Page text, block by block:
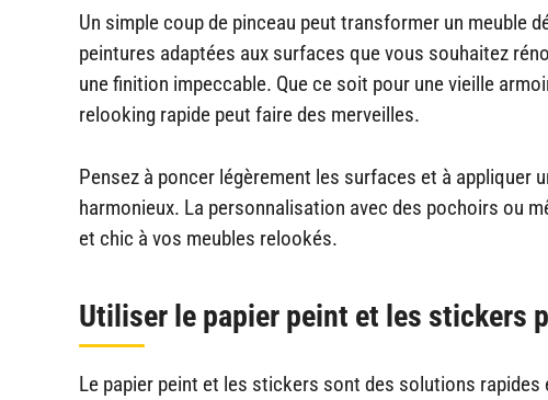
Un simple coup de pinceau peut transformer un meuble
peintures adaptées aux surfaces que vous souhaitez
une finition impeccable. Que ce soit pour une vieille
relooking rapide peut faire des merveilles.
Pensez à poncer légèrement les surfaces et à appliquer
harmonieux. La personnalisation avec des pochoirs ou
et chic à vos meubles relookés.
Utiliser le papier peint et les stickers
Le papier peint et les stickers sont des solutions